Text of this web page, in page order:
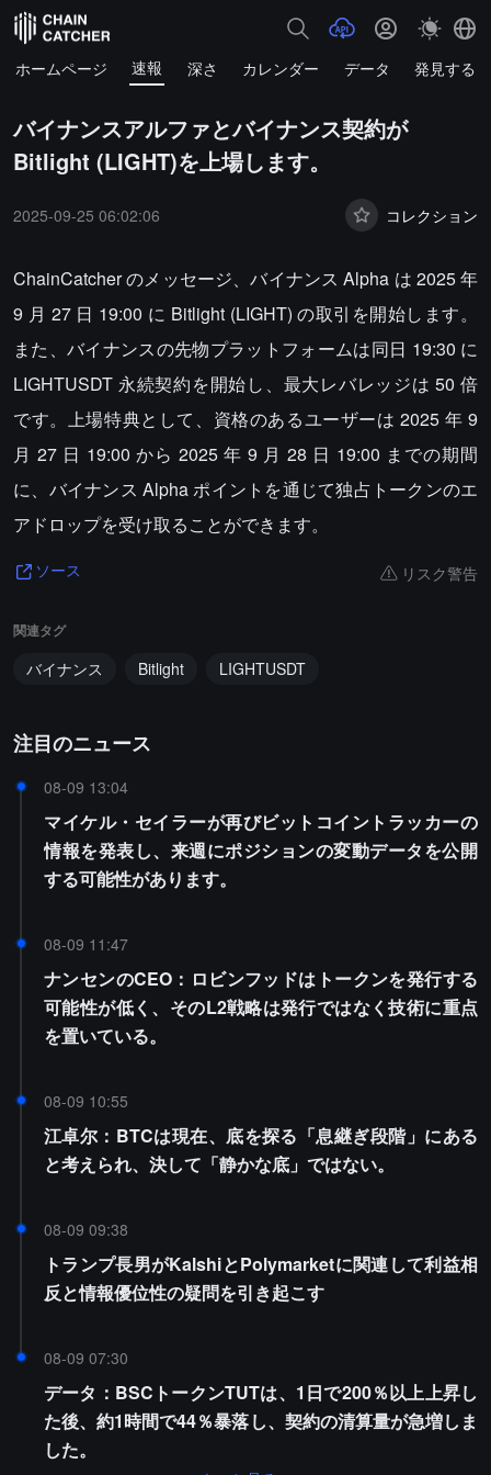
ホームページ 速報 深さ カレンダー データ 発見する
バイナンスアルファとバイナンス契約が
Bitlight (LIGHT)を上場します。
2025-09-25 06:02:06 コレクション
ChainCatcher のメッセージ、バイナンス Alpha は 2025 年
9 月 27 日 19:00 に Bitlight (LIGHT) の取引を開始します。
また、バイナンスの先物プラットフォームは同日 19:30 に
LIGHTUSDT 永続契約を開始し、最大レバレッジは 50 倍
です。上場特典として、資格のあるユーザーは 2025 年 9
月 27 日 19:00 から 2025 年 9 月 28 日 19:00 までの期間
に、バイナンス Alpha ポイントを通じて独占トークンのエ
アドロップを受け取ることができます。
ソース リスク警告
関連タグ
バイナンス Bitlight LIGHTUSDT
注目のニュース
08-09 13:04
マイケル・セイラーが再びビットコイントラッカーの
情報を発表し、来週にポジションの変動データを公開
する可能性があります。
08-09 11:47
ナンセンのCEO：ロビンフッドはトークンを発行する
可能性が低く、そのL2戦略は発行ではなく技術に重点
を置いている。
08-09 10:55
江卓尔：BTCは現在、底を探る「息継ぎ段階」にある
と考えられ、決して「静かな底」ではない。
08-09 09:38
トランプ長男がKalshiとPolymarketに関連して利益相
反と情報優位性の疑問を引き起こす
08-09 07:30
データ：BSCトークンTUTは、1日で200％以上上昇し
た後、約1時間で44％暴落し、契約の清算量が急増しま
した。